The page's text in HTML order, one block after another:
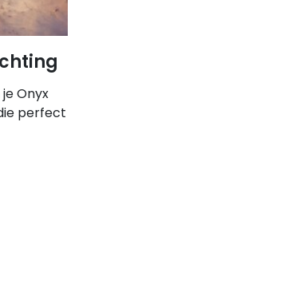
Onyx
perfect